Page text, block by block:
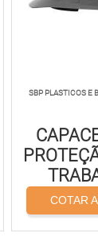
SBP PLASTICOS E
COTAR